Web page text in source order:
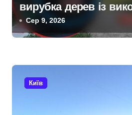
вирубка дерев із
спецтехніки, переданої
британськими
Сер 9, 2026
Київ